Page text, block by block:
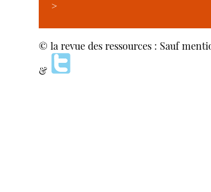
>
© la revue des ressources : Sauf
&